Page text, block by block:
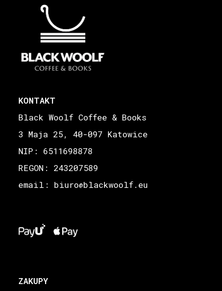
KONTAKT
Black Woolf Coffee & Books
3 Maja 25, 40-097 Katowice
NIP: 6511698878
REGON: 243207589
email: biuro@blackwoolf.eu
ZAKUPY